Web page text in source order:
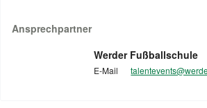
Ansprechpartner
Werder Fußballschule
E-Mail